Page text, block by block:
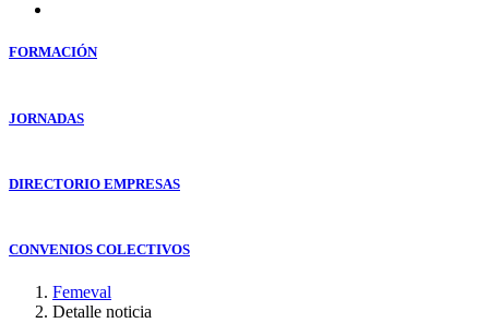
FORMACIÓN
JORNADAS
DIRECTORIO EMPRESAS
CONVENIOS COLECTIVOS
Femeval
Detalle noticia